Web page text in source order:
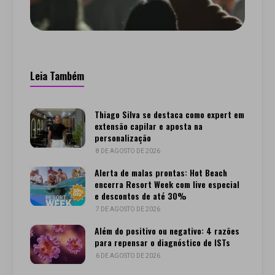
Leia Também
Thiago Silva se destaca como expert em
extensão capilar e aposta na
personalização
8 DE AGOSTO DE 2026
Alerta de malas prontas: Hot Beach
encerra Resort Week com live especial
e descontos de até 30%
7 DE AGOSTO DE 2026
Além do positivo ou negativo: 4 razões
para repensar o diagnóstico de ISTs
6 DE AGOSTO DE 2026